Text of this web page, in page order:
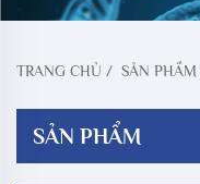
TRANG CHỦ / SẢN PHẨM
SẢN PHẨM